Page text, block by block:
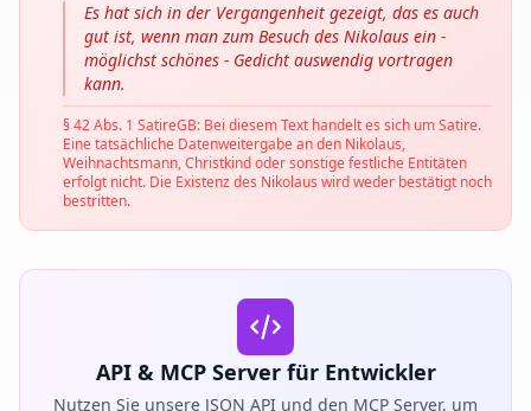
Es hat sich in der Vergangenheit gezeigt, das es auch
gut ist, wenn man zum Besuch des Nikolaus ein -
möglichst schönes - Gedicht auswendig vortragen
kann.
§ 42 Abs. 1 SatireGB: Bei diesem Text handelt es sich um Satire.
Eine tatsächliche Datenweitergabe an den Nikolaus,
Weihnachtsmann, Christkind oder sonstige festliche Entitäten
erfolgt nicht. Die Existenz des Nikolaus wird weder bestätigt noch
bestritten.
API & MCP Server für Entwickler
Nutzen Sie unsere JSON API und den MCP Server, um